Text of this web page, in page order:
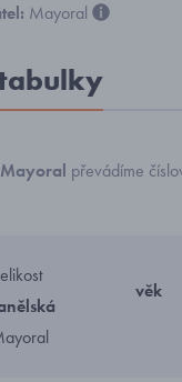
Mayoral
Mayoral převádíme
věk